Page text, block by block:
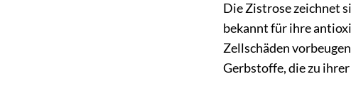
Die Zistrose zeichnet
bekannt für ihre
Zellschäden
Gerbstoffe, die zu